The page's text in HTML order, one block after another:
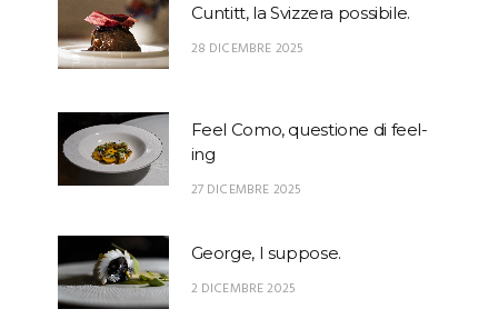
Cuntitt, la Svizzera possibile.
28 DICEMBRE 2025
Feel Como, questione di feel-
ing
27 DICEMBRE 2025
George, I suppose.
2 DICEMBRE 2025